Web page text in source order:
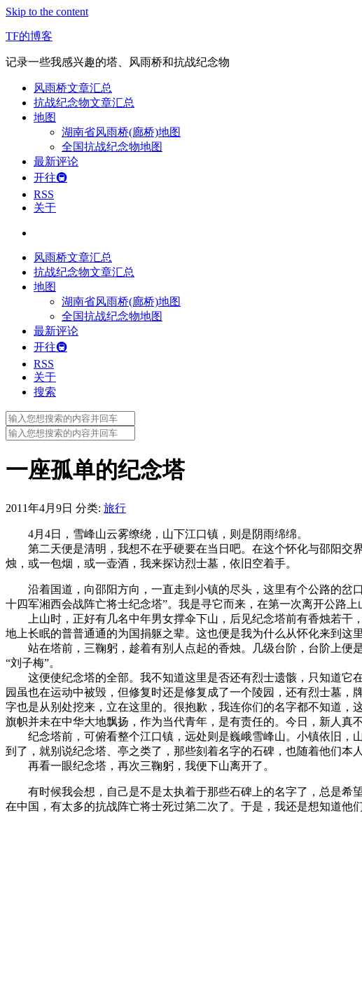
Skip to the content
TF的博客
记录一些我感兴趣的塔、风雨桥和抗战纪念物
风雨桥文章汇总
抗战纪念物文章汇总
地图
湖南省风雨桥(廊桥)地图
全国抗战纪念物地图
最新评论
开往🚇
RSS
关于
风雨桥文章汇总
抗战纪念物文章汇总
地图
湖南省风雨桥(廊桥)地图
全国抗战纪念物地图
最新评论
开往🚇
RSS
关于
搜索
Search
for:
Search
for:
一座孤单的纪念塔
2011年4月9日 分类: 旅行
4月4日，雪峰山云雾缭绕，山下江口镇，则是阴雨绵绵。
第二天便是清明，我想不在乎硬要在当日吧。在这个怀化与邵阳交
烛，或一包烟，或一壶酒，我来探访烈士墓，依旧空着手。
沿着国道，向邵阳方向，一直走到小镇的尽头，这里有个公路的岔
十四军湘西会战阵亡将士纪念塔”。我是寻它而来，在第一次离开公路
上山时，正好有几名中年男女撑伞下山，后见纪念塔前有香烛若干
地上长眠的普普通通的为国捐躯之辈。这也便是我为什么从怀化来到这
站在塔前，三鞠躬，趁着有别人点起的香烛。几级台阶，台阶上便是
“刘子梅”。
这便使纪念塔的全部。我不知道这里是否还有烈士遗骸，只知道它在
园虽也在运动中被毁，但修复时还是修复成了一个陵园，还有烈士墓
字也是从别处挖来，立在这里的。很抱歉，我连你们的名字都不知道
旗帜并未在中华大地飘扬，作为当代青年，是有责任的。今日，新人真
纪念塔前，可俯看整个江口镇，远处则是巍峨雪峰山。小镇依旧，
到了，就别说纪念塔、亭之类了，那些刻着名字的石碑，也随着他们本
再看一眼纪念塔，再次三鞠躬，我便下山离开了。
有时候我会想，自己是不是太执着于那些石碑上的名字了，总是希
在中国，有太多的抗战阵亡将士死过第二次了。于是，我还是想知道他们